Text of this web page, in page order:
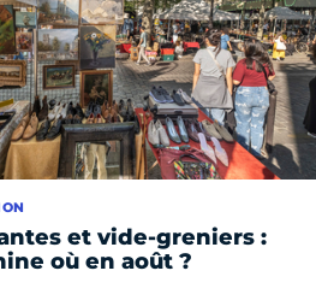
et vide-greniers :
où en août ?